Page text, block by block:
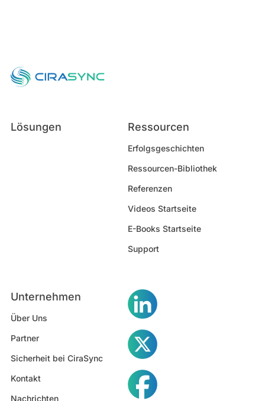
Lösungen Ressourcen
Erfolgsgeschichten
Ressourcen-Bibliothek
Referenzen
Videos Startseite
E-Books Startseite
Support
Unternehmen
Über Uns
Partner
Sicherheit bei CiraSync
Kontakt
Nachrichten